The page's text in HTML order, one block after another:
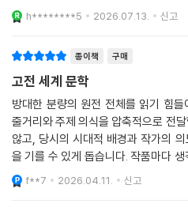
이런 재기 발랄함이 『걸리버 여행기』
끌었을 거예요. 마크 트웨인은 젊은 시
벌어지는 『허클베리 핀의 모험』을 썼
긴 시간을 바쳐 『파우스트』를 쓰기도
떤 사람이었는지, 어떤 이유로 해당 작
주는 배경지식을 먼저 가볍게 들어 보
고전이 훨씬 더 친근하게 느껴진답니
메인 요리 맛보기 - 고전의 핵심 부분
처음 만나는 아이들에게 든든한 출발
h********5 2026.07.13. 신고
종이책 구매
고전 세계 문학
방대한 분량의 원전 전체를 읽기 힘
줄거리와 주제 의식을 압축적으로 전
않고, 당시의 시대적 배경과 작가의
을 기를 수 있게 돕습니다. 작품마다
이들이 스스로 비판적 사고를 하도록
은 물론, 교과 과
f**7 2026.04.11. 신고